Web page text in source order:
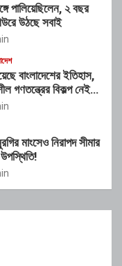
পালিয়েছিলেন, ২ বছর
উঠছে সবাই
বাংলাদেশের ইতিহাস,
গণতন্ত্রের বিকল্প নেই” :
মাংসেও নিরাপদ সীমার
উপস্থিতি!